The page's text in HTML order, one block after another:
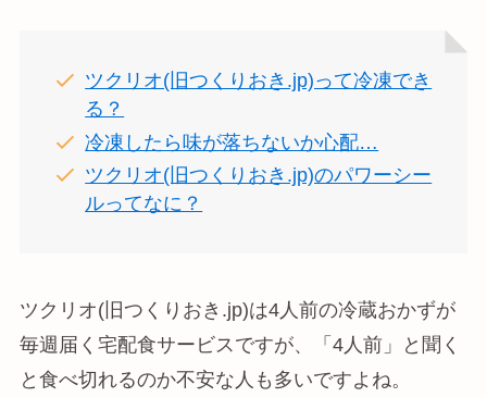
ツクリオ(旧つくりおき.jp)って冷凍でき
る？
冷凍したら味が落ちないか心配…
ツクリオ(旧つくりおき.jp)のパワーシー
ルってなに？
ツクリオ(旧つくりおき.jp)は4人前の冷蔵おかずが
毎週届く宅配食サービスですが、「4人前」と聞く
と食べ切れるのか不安な人も多いですよね。